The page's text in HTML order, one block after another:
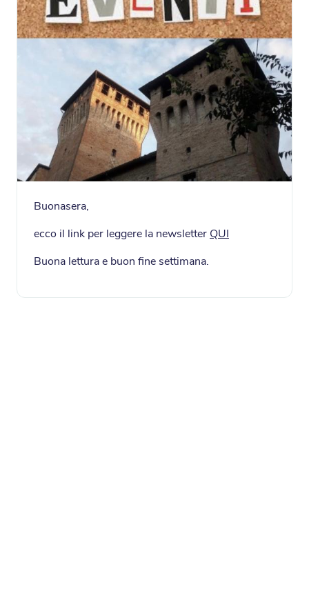
Buonasera,
ecco il link per leggere la newsletter QUI
Buona lettura e buon fine settimana.